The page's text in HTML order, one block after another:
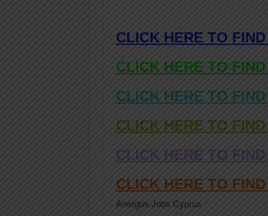
CLICK HERE TO
CLICK HERE TO
CLICK HERE TO
CLICK HERE TO
CLICK HERE TO
CLICK HERE TO
Anergos Jobs Cyprus